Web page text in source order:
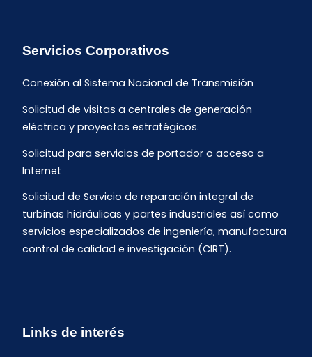
Servicios Corporativos
Conexión al Sistema Nacional de Transmisión
Solicitud de visitas a centrales de generación
eléctrica y proyectos estratégicos.
Solicitud para servicios de portador o acceso a
Internet
Solicitud de Servicio de reparación integral de
turbinas hidráulicas y partes industriales así como
servicios especializados de ingeniería, manufactura
control de calidad e investigación (CIRT).
Links de interés